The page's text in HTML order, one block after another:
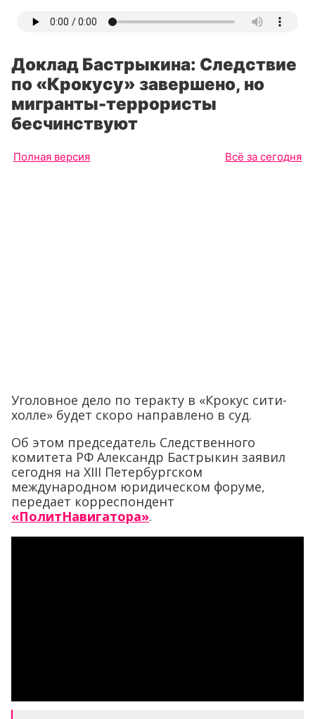
Доклад Бастрыкина: Следствие
по «Крокусу» завершено, но
мигранты-террористы
бесчинствуют
Полная версия Всё за сегодня
Уголовное дело по теракту в «Крокус сити-
холле» будет скоро направлено в суд.
Об этом председатель Следственного
комитета РФ Александр Бастрыкин заявил
сегодня на XIII Петербургском
международном юридическом форуме,
передает корреспондент
«ПолитНавигатора».